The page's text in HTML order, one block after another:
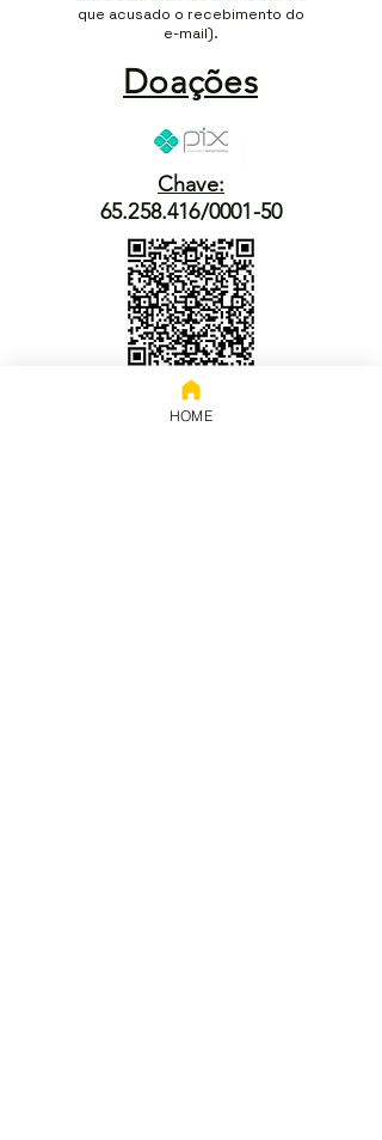
que acusado o recebimento do
e-mail).
Doações
Chave:
65.258.416/0001-50
Banco: NUBANK
Titular: 65.258.416 Rodrigo
HOME